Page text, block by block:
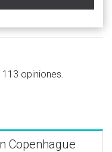
opiniones.
Copenhague